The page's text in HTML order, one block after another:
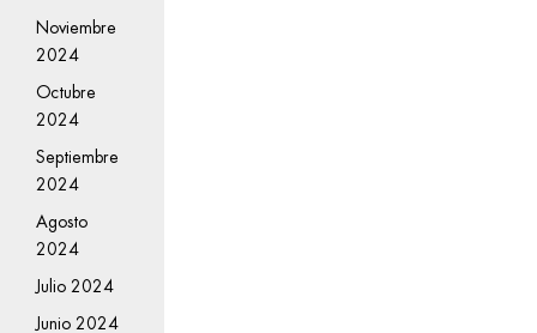
Noviembre
2024
Octubre
2024
Septiembre
2024
Agosto
2024
Julio 2024
Junio 2024